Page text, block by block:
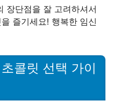
장단점을 잘 고려하셔서
즐기세요! 행복한 임신
콜릿 선택 가이